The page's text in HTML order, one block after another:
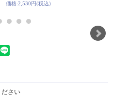
価格:2,530円(税込)
ださい